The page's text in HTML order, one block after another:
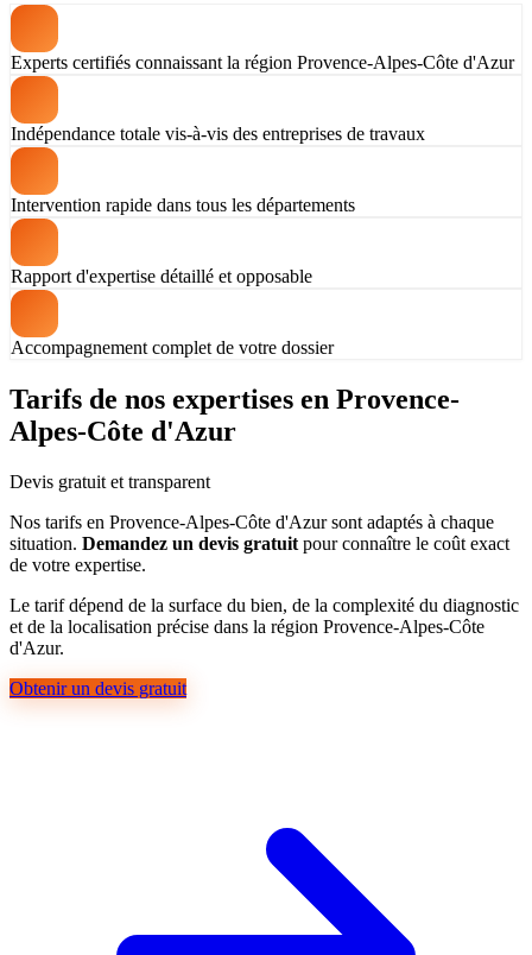
Experts certifiés connaissant la région Provence-Alpes-Côte d'Azur
Indépendance totale vis-à-vis des entreprises de travaux
Intervention rapide dans tous les départements
Rapport d'expertise détaillé et opposable
Accompagnement complet de votre dossier
Tarifs de nos expertises en Provence-
Alpes-Côte d'Azur
Devis gratuit et transparent
Nos tarifs en Provence-Alpes-Côte d'Azur sont adaptés à chaque
situation. Demandez un devis gratuit pour connaître le coût exact
de votre expertise.
Le tarif dépend de la surface du bien, de la complexité du diagnostic
et de la localisation précise dans la région Provence-Alpes-Côte
d'Azur.
Obtenir un devis gratuit